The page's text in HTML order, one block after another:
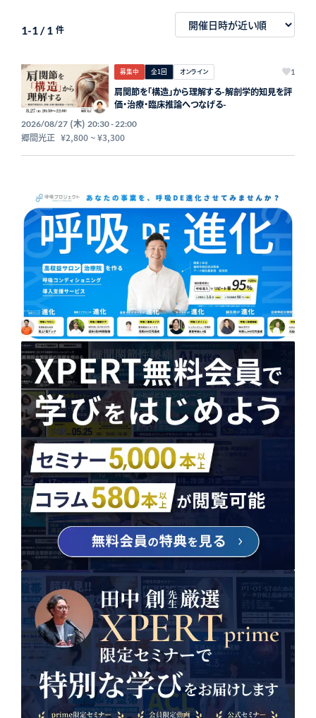
1-1 / 1 件
募集中 全1回 オンライン 1
肩関節を「構造」から理解する-解剖学的知見を評
価・治療・臨床推論へつなげる-
2026/08/27(木) 20:30 - 22:00
郷間光正 ¥2,800~¥3,300